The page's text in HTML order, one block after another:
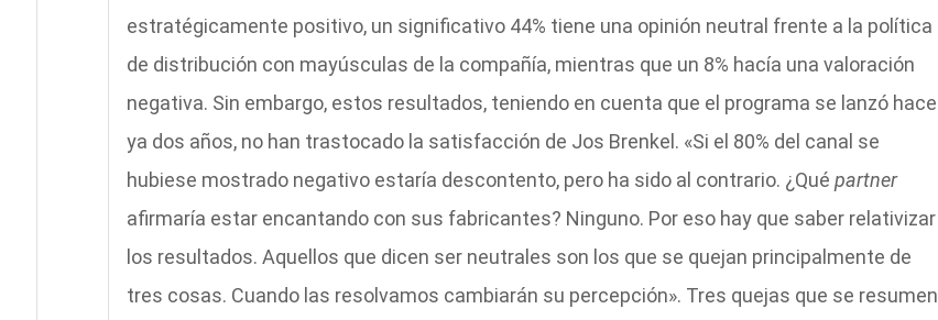
estratégicamente positivo, un significativo 44% tiene una opinión neutral frente a la política
de distribución con mayúsculas de la compañía, mientras que un 8% hacía una valoración
negativa. Sin embargo, estos resultados, teniendo en cuenta que el programa se lanzó hace
ya dos años, no han trastocado la satisfacción de Jos Brenkel. «Si el 80% del canal se
hubiese mostrado negativo estaría descontento, pero ha sido al contrario. ¿Qué partner
afirmaría estar encantando con sus fabricantes? Ninguno. Por eso hay que saber relativizar
los resultados. Aquellos que dicen ser neutrales son los que se quejan principalmente de
tres cosas. Cuando las resolvamos cambiarán su percepción». Tres quejas que se resumen